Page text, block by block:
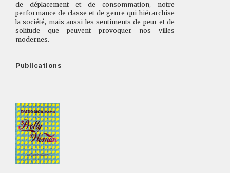
de déplacement et de consommation, notre
performance de classe et de genre qui hiérarchise
la société, mais aussi les sentiments de peur et de
solitude que peuvent provoquer nos villes
modernes.
Publications